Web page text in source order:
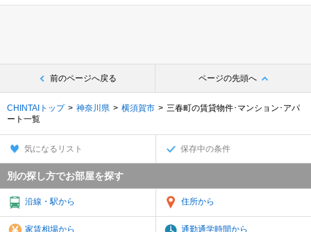
前のページへ戻る ページの先頭へ
CHINTAIトップ 神奈川県 横須賀市
三春町の賃貸物件･マンション･アパ
ート一覧
気になるリスト 保存中の条件
別の探し方でお部屋を探す
沿線・駅から 住所から
家賃相場から 通勤通学時間から